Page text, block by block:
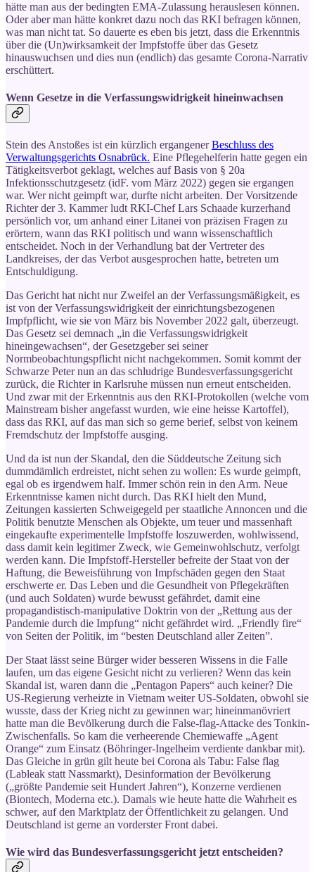
hätte man aus der bedingten EMA-Zulassung herauslesen können.
Oder aber man hätte konkret dazu noch das RKI befragen können,
was man nicht tat. So dauerte es eben bis jetzt, dass die Erkenntnis
über die (Un)wirksamkeit der Impfstoffe über das Gesetz
hinauswuchsen und dies nun (endlich) das gesamte Corona-Narrativ
erschüttert.
Wenn Gesetze in die Verfassungswidrigkeit hineinwachsen
Stein des Anstoßes ist ein kürzlich ergangenerBeschluss des
Verwaltungsgerichts Osnabrück. Eine Pflegehelferin hatte gegen ein
Tätigkeitsverbot geklagt, welches auf Basis von § 20a
Infektionsschutzgesetz (idF. vom März 2022) gegen sie ergangen
war. Wer nicht geimpft war, durfte nicht arbeiten. Der Vorsitzende
Richter der 3. Kammer ludt RKI-Chef Lars Schaade kurzerhand
persönlich vor, um anhand einer Litanei von präzisen Fragen zu
erörtern, wann das RKI politisch und wann wissenschaftlich
entscheidet. Noch in der Verhandlung bat der Vertreter des
Landkreises, der das Verbot ausgesprochen hatte, betreten um
Entschuldigung.
Das Gericht hat nicht nur Zweifel an der Verfassungsmäßigkeit, es
ist von der Verfassungswidrigkeit der einrichtungsbezogenen
Impfpflicht, wie sie von März bis November 2022 galt, überzeugt.
Das Gesetz sei demnach „in die Verfassungswidrigkeit
hineingewachsen“, der Gesetzgeber sei seiner
Normbeobachtungspflicht nicht nachgekommen. Somit kommt der
Schwarze Peter nun an das schludrige Bundesverfassungsgericht
zurück, die Richter in Karlsruhe müssen nun erneut entscheiden.
Und zwar mit der Erkenntnis aus den RKI-Protokollen (welche vom
Mainstream bisher angefasst wurden, wie eine heisse Kartoffel),
dass das RKI, auf das man sich so gerne berief, selbst von keinem
Fremdschutz der Impfstoffe ausging.
Und da ist nun der Skandal, den die Süddeutsche Zeitung sich
dummdämlich erdreistet, nicht sehen zu wollen: Es wurde geimpft,
egal ob es irgendwem half. Immer schön rein in den Arm. Neue
Erkenntnisse kamen nicht durch. Das RKI hielt den Mund,
Zeitungen kassierten Schweigegeld per staatliche Annoncen und die
Politik benutzte Menschen als Objekte, um teuer und massenhaft
eingekaufte experimentelle Impfstoffe loszuwerden, wohlwissend,
dass damit kein legitimer Zweck, wie Gemeinwohlschutz, verfolgt
werden kann. Die Impfstoff-Hersteller befreite der Staat von der
Haftung, die Beweisführung von Impfschäden gegen den Staat
erschwerte er. Das Leben und die Gesundheit von Pflegekräften
(und auch Soldaten) wurde bewusst gefährdet, damit eine
propagandistisch-manipulative Doktrin von der „Rettung aus der
Pandemie durch die Impfung“ nicht gefährdet wird. „Friendly fire“
von Seiten der Politik, im “besten Deutschland aller Zeiten”.
Der Staat lässt seine Bürger wider besseren Wissens in die Falle
laufen, um das eigene Gesicht nicht zu verlieren? Wenn das kein
Skandal ist, waren dann die „Pentagon Papers“ auch keiner? Die
US-Regierung verheizte in Vietnam weiter US-Soldaten, obwohl sie
wusste, dass der Krieg nicht zu gewinnen war; hineinmanövriert
hatte man die Bevölkerung durch die False-flag-Attacke des Tonkin-
Zwischenfalls. So kam die verheerende Chemiewaffe „Agent
Orange“ zum Einsatz (Böhringer-Ingelheim verdiente dankbar mit).
Das Gleiche in grün gilt heute bei Corona als Tabu: False flag
(Lableak statt Nassmarkt), Desinformation der Bevölkerung
(„größte Pandemie seit Hundert Jahren“), Konzerne verdienen
(Biontech, Moderna etc.). Damals wie heute hatte die Wahrheit es
schwer, auf den Marktplatz der Öffentlichkeit zu gelangen. Und
Deutschland ist gerne an vorderster Front dabei.
Wie wird das Bundesverfassungsgericht jetzt entscheiden?